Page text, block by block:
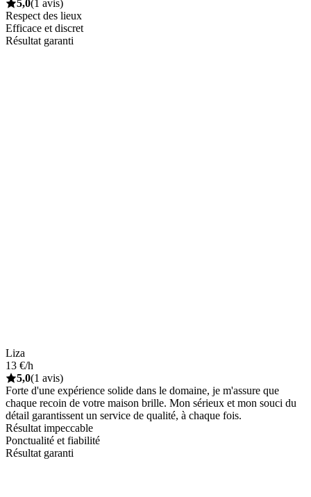
5,0(1 avis)
Respect des lieux
Efficace et discret
Résultat garanti
Liza
13 €/h
5,0(1 avis)
Forte d'une expérience solide dans le domaine, je m'assure que
chaque recoin de votre maison brille. Mon sérieux et mon souci du
détail garantissent un service de qualité, à chaque fois.
Résultat impeccable
Ponctualité et fiabilité
Résultat garanti